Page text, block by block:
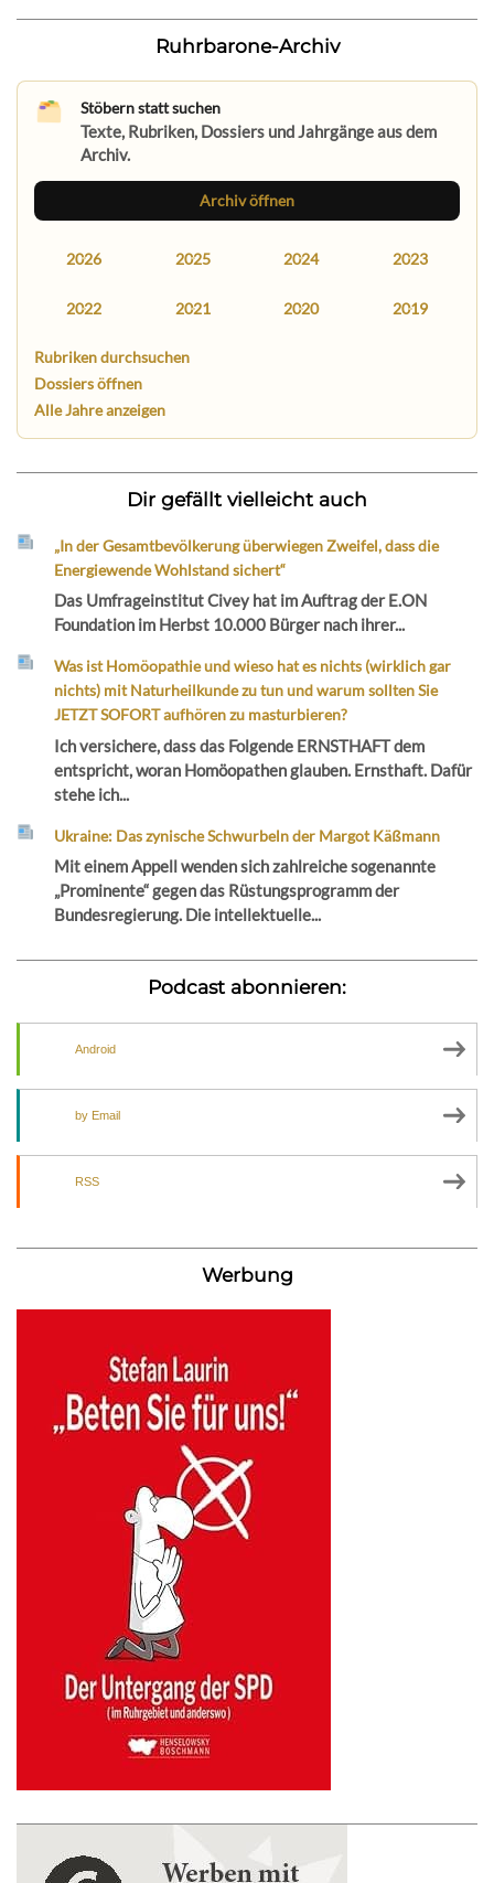
Ruhrbarone-Archiv
Stöbern statt suchen
Texte, Rubriken, Dossiers und Jahrgänge aus dem
Archiv.
Archiv öffnen
2026 2025 2024 2023
2022 2021 2020 2019
Rubriken durchsuchen
Dossiers öffnen
Alle Jahre anzeigen
Dir gefällt vielleicht auch
„In der Gesamtbevölkerung überwiegen Zweifel, dass die
Energiewende Wohlstand sichert“
Das Umfrageinstitut Civey hat im Auftrag der E.ON
Foundation im Herbst 10.000 Bürger nach ihrer...
Was ist Homöopathie und wieso hat es nichts (wirklich gar
nichts) mit Naturheilkunde zu tun und warum sollten Sie
JETZT SOFORT aufhören zu masturbieren?
Ich versichere, dass das Folgende ERNSTHAFT dem
entspricht, woran Homöopathen glauben. Ernsthaft. Dafür
stehe ich...
Ukraine: Das zynische Schwurbeln der Margot Käßmann
Mit einem Appell wenden sich zahlreiche sogenannte
„Prominente“ gegen das Rüstungsprogramm der
Bundesregierung. Die intellektuelle...
Podcast abonnieren:
Android
by Email
RSS
Werbung